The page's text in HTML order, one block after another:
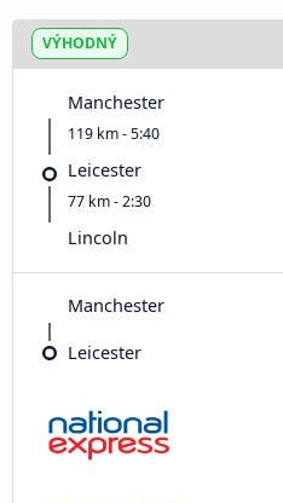
VÝHODNÝ
Manchester
119 km - 5:40
Leicester
77 km - 2:30
Lincoln
Manchester
Leicester